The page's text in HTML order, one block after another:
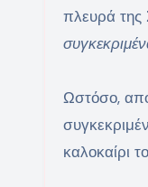
πλευρά της
Ωστόσο,
καλοκαίρι